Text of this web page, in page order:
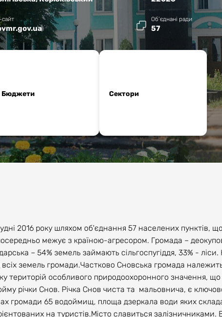
Об’єднані ради
57
Бюджети Сектори
2016 року шляхом об'єднання 57 населених пунктів,
межує з країною-агресором. Громада –
– 54% земель займають сільгоспугіддя, 33% -
земель громади.Частково Сновська громада
особливого природоохоронного значення, що
річки Снов. Річка Снов чиста та мальовнича, є
громади 65 водоймищ, площа дзеркала води яких
на туристів.Місто славиться залізничниками.